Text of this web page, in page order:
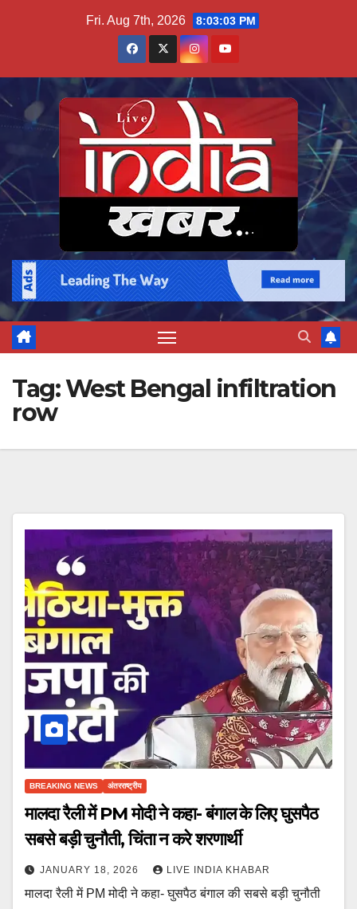
Fri. Aug 7th, 2026 8:03:04 PM
Tag:West Bengal infiltration
row
BREAKING NEWS अंतरराष्ट्रीय
मालदा रैली में PM मोदी ने कहा- बंगाल के लिए घुसपैठ
सबसे बड़ी चुनौती, चिंता न करे शरणार्थी
JANUARY 18, 2026 LIVE INDIA KHABAR
मालदा रैली में PM मोदी ने कहा- घुसपैठ बंगाल की सबसे बड़ी चुनौती